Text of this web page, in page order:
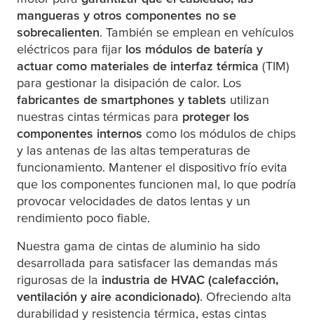
mangueras y otros componentes no se
sobrecalienten. También se emplean en vehículos
eléctricos para fijar los módulos de batería y
actuar como materiales de interfaz térmica (TIM)
para gestionar la disipación de calor. Los
fabricantes de smartphones y tablets utilizan
nuestras cintas térmicas para proteger los
componentes internos como los módulos de chips
y las antenas de las altas temperaturas de
funcionamiento. Mantener el dispositivo frío evita
que los componentes funcionen mal, lo que podría
provocar velocidades de datos lentas y un
rendimiento poco fiable.
Nuestra gama de cintas de aluminio ha sido
desarrollada para satisfacer las demandas más
rigurosas de la industria de HVAC (calefacción,
ventilación y aire acondicionado). Ofreciendo alta
durabilidad y resistencia térmica, estas cintas